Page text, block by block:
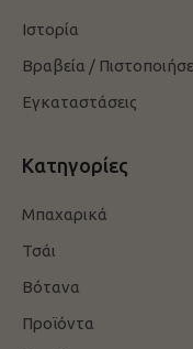
Ιστορία
Βραβεία /
Εγκαταστάσεις
Κατηγορίες
Μπαχαρικά
Τσάι
Βότανα
Προϊόντα